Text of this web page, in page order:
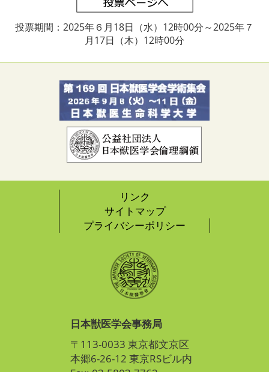
投票期間：2025年６月18日（水）12時00分～2025年７
月17日（木）12時00分
リンク
サイトマップ
プライバシーポリシー
日本獣医学会事務局
〒113-0033 東京都文京区
本郷6-26-12 東京RSビル内